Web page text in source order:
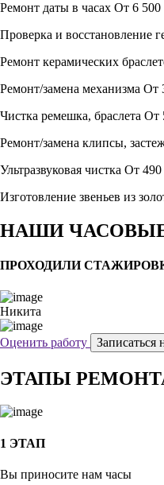
Ремонт даты в часах От 6 500
Проверка и восстановление
Ремонт керамических
Ремонт/замена механизма От
Чистка ремешка, браслета От
Ремонт/замена клипсы,
Ультразвуковая чистка От 490
Изготовление звеньев из
НАШИ
ПРОХОДИЛИ
Никита
Оценить работу Записаться
ЭТАПЫ
1 ЭТАП
Вы приносите нам часы